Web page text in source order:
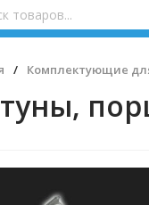
/ Комплектующие